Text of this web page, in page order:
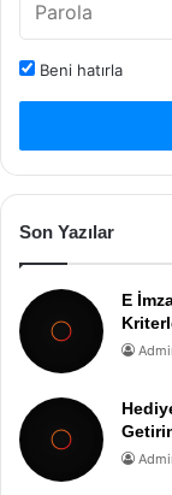
Beni hatırla
Son Yazılar
E